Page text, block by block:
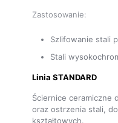
Zastosowanie:
Szlifowanie stali
Stali
Linia STANDARD
Ściernice ceramiczne
oraz ostrzenia stali,
kształtowych.